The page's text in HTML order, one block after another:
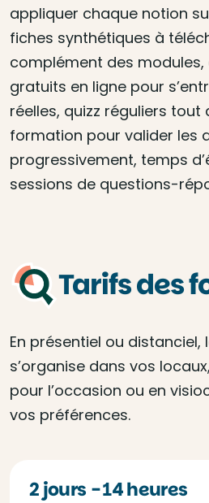
appliquer chaque notion
fiches synthétiques à
complément des
gratuits en ligne pour
réelles, quizz réguliers tout
formation pour valider les
progressivement, temps
sessions de questions-
Tarifs des
En présentiel ou
s’organise dans vos
pour l’occasion ou en
vos préférences.
2 jours - 14 heures